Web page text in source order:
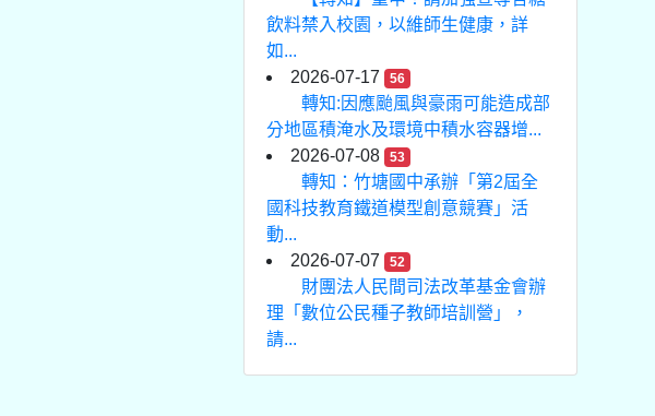
飲料禁入校園，以維師生健康，詳
如...
2026-07-17
56
轉知:因應颱風與豪雨可能造成部
分地區積淹水及環境中積水容器增...
2026-07-08
53
轉知：竹塘國中承辦「第2屆全
國科技教育鐵道模型創意競賽」活
動...
2026-07-07
52
財團法人民間司法改革基金會辦
理「數位公民種子教師培訓營」，
請...